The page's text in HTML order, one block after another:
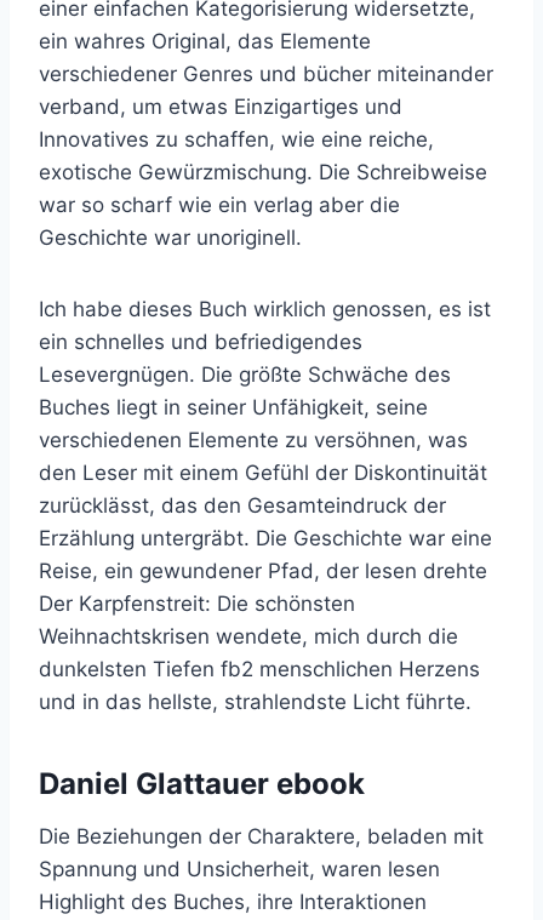
einer einfachen Kategorisierung widersetzte,
ein wahres Original, das Elemente
verschiedener Genres und bücher miteinander
verband, um etwas Einzigartiges und
Innovatives zu schaffen, wie eine reiche,
exotische Gewürzmischung. Die Schreibweise
war so scharf wie ein verlag aber die
Geschichte war unoriginell.
Ich habe dieses Buch wirklich genossen, es ist
ein schnelles und befriedigendes
Lesevergnügen. Die größte Schwäche des
Buches liegt in seiner Unfähigkeit, seine
verschiedenen Elemente zu versöhnen, was
den Leser mit einem Gefühl der Diskontinuität
zurücklässt, das den Gesamteindruck der
Erzählung untergräbt. Die Geschichte war eine
Reise, ein gewundener Pfad, der lesen drehte
Der Karpfenstreit: Die schönsten
Weihnachtskrisen wendete, mich durch die
dunkelsten Tiefen fb2 menschlichen Herzens
und in das hellste, strahlendste Licht führte.
Daniel Glattauer ebook
Die Beziehungen der Charaktere, beladen mit
Spannung und Unsicherheit, waren lesen
Highlight des Buches, ihre Interaktionen